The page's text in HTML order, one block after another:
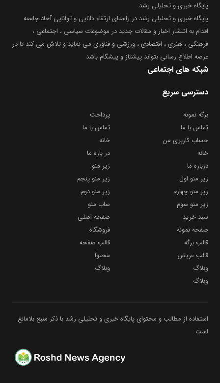
پایگاه خبری و تحلیلی رشد
پایگاه خبری و تحلیلی رشد در راستای ارتقاء دانایی و توانایی آحاد جامعه
اقدام به انتشار اخبار و مقالات جدید در موضوعات سیاسی ، اجتماعی ،
فرهنگی ، هنری ، اقتصادی ، ورزشی و فناوری می نماید و تلاش می کند تا در
عرصه اطلاع رسانی بتواند پیشتاز و پیشگام باشد
شبکه های اجتماعی
دسترسی سریع
برگه نمونه
پرداخت
تماس با ما
تماس با ما
حساب کاربری من
خانه
خانه
در باره ما
درباره ما
زیر منو
زیر منو اول
زیر منو پنجم
زیر منو چهارم
زیر منو دوم
زیر منو سوم
ساب منو
سبد خرید
صفحه اصلی
صفحه نمونه
فروشگاه
قالب برگه
قالب صفحه
قالب عریض
محتوا
وبلاگ
وبلاگ
وبلاگ
استفاده از مطالب و محتوای پایگاه خبری و تحلیلی رشد با ذکر منبع بلامانع
است